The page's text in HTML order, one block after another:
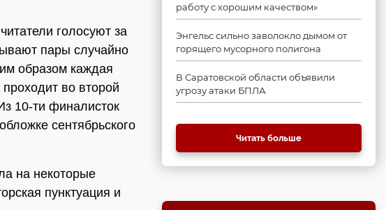
голосуют за
пары случайно
образом каждая
во второй
10-ти финалисток
сентябрьского
на некоторые
пунктуация и
работу с хорошим качеством»
Энгельс сильно заволокло дымом от
горящего мусорного полигона
В Саратовской области объявили
угрозу атаки БПЛА
Читать больше